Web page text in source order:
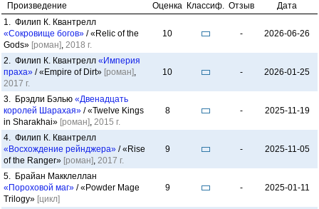
Произведение Оценка Классиф. Отзыв
Дата
1. Филип К. Квантрелл
«Сокровище богов» / «Relic of the
Gods» [роман], 2018 г.
10 - 2026-06-26
2. Филип К. Квантрелл «Империя
праха» / «Empire of Dirt» [роман],
2017 г.
10 - 2026-01-25
3. Брэдли Бэлью «Двенадцать
королей Шарахая» / «Twelve Kings
in Sharakhai» [роман], 2015 г.
8 - 2025-11-19
4. Филип К. Квантрелл
«Восхождение рейнджера» / «Rise
of the Ranger» [роман], 2017 г.
9 - 2025-11-05
5. Брайан Макклеллан
«Пороховой маг» / «Powder Mage
Trilogy» [цикл]
9 - 2025-01-11